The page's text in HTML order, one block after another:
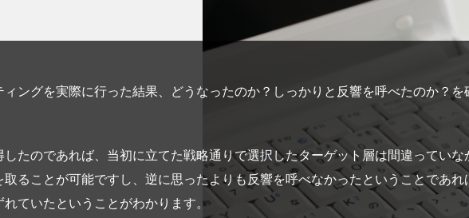
ィングを実際に行った結果、どうなったのか？しっかりと反響を呼べたのか？を
したのであれば、当初に立てた戦略通りで選択したターゲット層は間違っていな
取ることが可能ですし、逆に思ったよりも反響を呼べなかったということであれ
れていたということがわかります。